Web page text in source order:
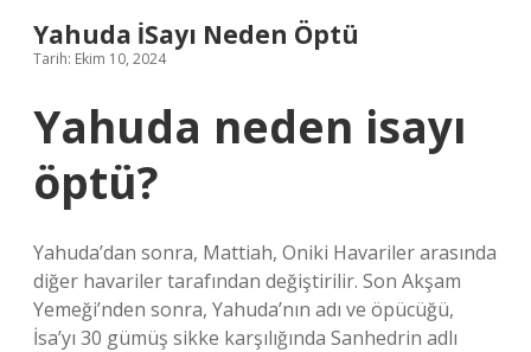
Yahuda İSayı Neden Öptü
Tarih: Ekim 10, 2024
Yahuda neden isayı
öptü?
Yahuda’dan sonra, Mattiah, Oniki Havariler arasında
diğer havariler tarafından değiştirilir. Son Akşam
Yemeği’nden sonra, Yahuda’nın adı ve öpücüğü,
İsa’yı 30 gümüş sikke karşılığında Sanhedrin adlı